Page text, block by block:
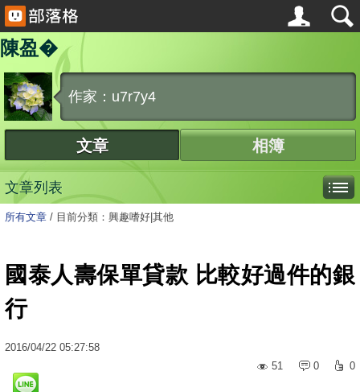
陳盈�
作家：u7r7y4
文章 相簿
文章列表
所有文章 / 目前分類：興趣嗜好|其他
國泰人壽保單貸款 比較好過件的銀
行
2016/04/22 05:27:58
51
0 0